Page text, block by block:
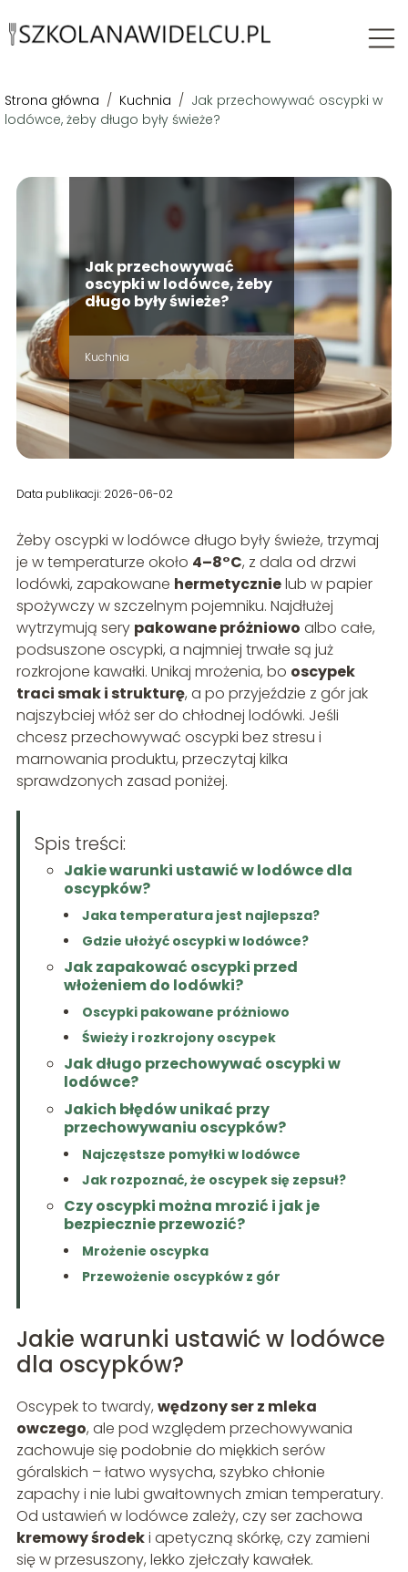
Strona główna / Kuchnia / Jak przechowywać oscypki w
lodówce, żeby długo były świeże?
Jak przechowywać
oscypki w lodówce, żeby
długo były świeże?
Kuchnia
Data publikacji: 2026-06-02
Żeby oscypki w lodówce długo były świeże, trzymaj
je w temperaturze około 4–8°C, z dala od drzwi
lodówki, zapakowane hermetycznielub w papier
spożywczy w szczelnym pojemniku. Najdłużej
wytrzymują sery pakowane próżniowo albo całe,
podsuszone oscypki, a najmniej trwałe są już
rozkrojone kawałki. Unikaj mrożenia, bo oscypek
traci smak i strukturę, a po przyjeździe z gór jak
najszybciej włóż ser do chłodnej lodówki. Jeśli
chcesz przechowywać oscypki bez stresu i
marnowania produktu, przeczytaj kilka
sprawdzonych zasad poniżej.
Spis treści:
Jakie warunki ustawić w lodówce dla
oscypków?
Jaka temperatura jest najlepsza?
Gdzie ułożyć oscypki w lodówce?
Jak zapakować oscypki przed
włożeniem do lodówki?
Oscypki pakowane próżniowo
Świeży i rozkrojony oscypek
Jak długo przechowywać oscypki w
lodówce?
Jakich błędów unikać przy
przechowywaniu oscypków?
Najczęstsze pomyłki w lodówce
Jak rozpoznać, że oscypek się zepsuł?
Czy oscypki można mrozić i jak je
bezpiecznie przewozić?
Mrożenie oscypka
Przewożenie oscypków z gór
Jakie warunki ustawić w lodówce
dla oscypków?
Oscypek to twardy, wędzony ser z mleka
owczego, ale pod względem przechowywania
zachowuje się podobnie do miękkich serów
góralskich – łatwo wysycha, szybko chłonie
zapachy i nie lubi gwałtownych zmian temperatury.
Od ustawień w lodówce zależy, czy ser zachowa
kremowy środeki apetyczną skórkę, czy zamieni
się w przesuszony, lekko zjełczały kawałek.